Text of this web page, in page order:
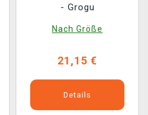
- Grogu
Nach Größe
21,15 €
Details